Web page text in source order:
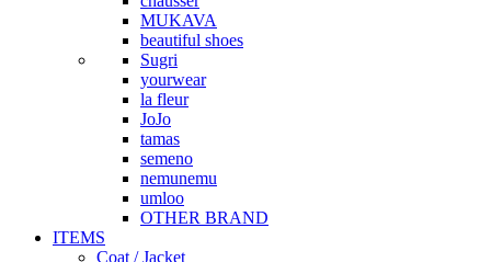
MUKAVA
beautiful shoes
Sugri
yourwear
la fleur
JoJo
tamas
semeno
nemunemu
umloo
OTHER BRAND
ITEMS
Coat / Jacket